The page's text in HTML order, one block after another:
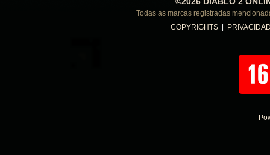
Todas as marcas registradas
COPYRIGHTS